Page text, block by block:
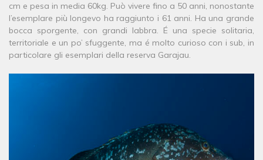
cm e pesa in media 60kg. Può vivere fino a 50 anni, nonostante
l’esemplare più longevo ha raggiunto i 61 anni. Ha una grande
bocca sporgente, con grandi labbra. É una specie solitaria,
territoriale e un po’ sfuggente, ma é molto curioso con i sub, in
particolare gli esemplari della reserva Garajau.